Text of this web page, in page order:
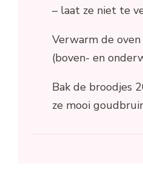
– laat ze niet te
Verwarm de
(boven- en
Bak de broodjes
ze mooi